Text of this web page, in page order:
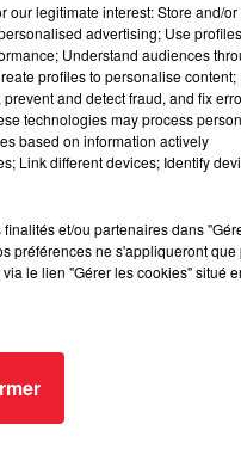
les femmes en
sur la très jolis
aviat découvert
d'un clip très sobre
ALSACE
our legitimate interest: Store and/or
advertising; Use
Understand audiences
profiles to personalise content;
and detect fraud, and fix
technologies may process
based on information actively
Link different devices; Identify
et/ou partenaires dans
préférences ne s'appliqueront que
le lien "Gérer les cookies" situé